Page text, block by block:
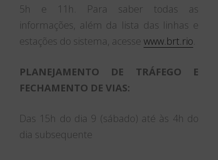
5h e 11h. Para saber todas as
informações, além da lista das linhas e
estações do sistema, acesse www.brt.rio.
PLANEJAMENTO DE TRÁFEGO E
FECHAMENTO DE VIAS:
Das 15h do dia 9 (sábado) até às 4h do
dia subsequente